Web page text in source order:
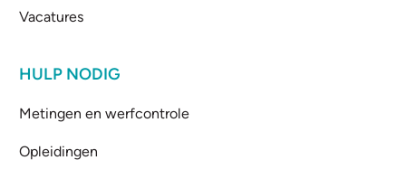
Vacatures
HULP NODIG
Metingen en werfcontrole
Opleidingen